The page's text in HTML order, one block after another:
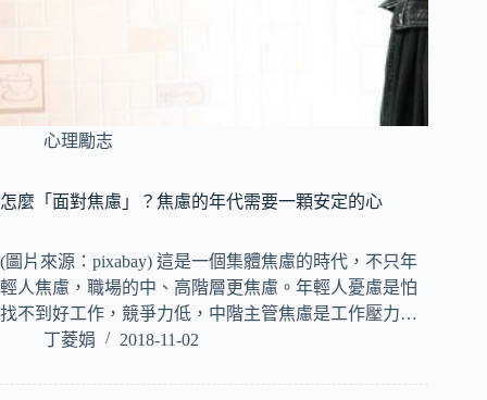
心理勵志
怎麼「面對焦慮」？焦慮的年代需要一顆安定的心
(圖片來源：pixabay) 這是一個集體焦慮的時代，不只年
輕人焦慮，職場的中、高階層更焦慮。年輕人憂慮是怕
找不到好工作，競爭力低，中階主管焦慮是工作壓力…
丁菱娟
2018-11-02